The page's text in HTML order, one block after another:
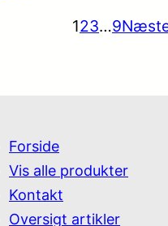
123…9
Forside
Vis alle produkter
Kontakt
Oversigt artikler